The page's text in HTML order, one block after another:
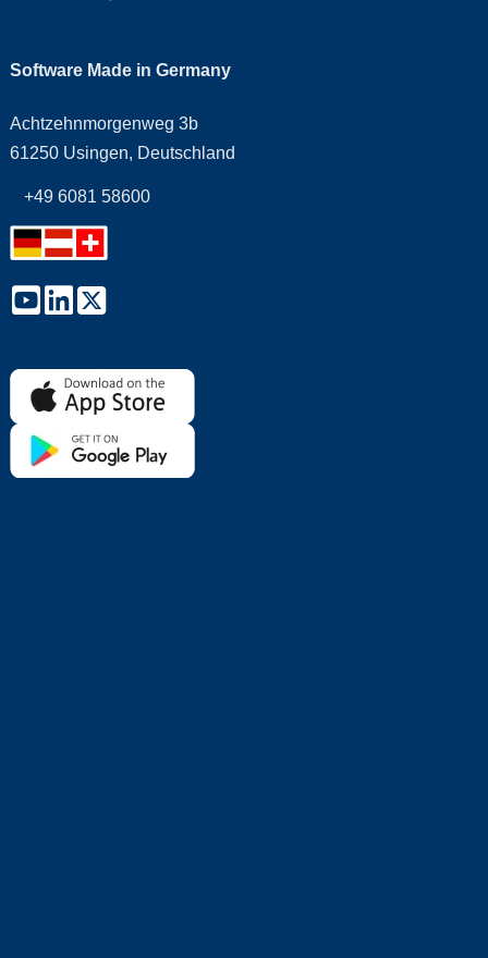
Software Made in Germany
Achtzehnmorgenweg 3b
61250 Usingen, Deutschland
+49 6081 58600